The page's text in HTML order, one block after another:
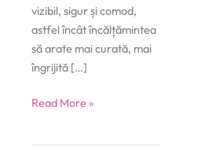
vizibil, sigur și comod,
astfel încât încălțămintea
să arate mai curată, mai
îngrijită […]
Clean
Read More »